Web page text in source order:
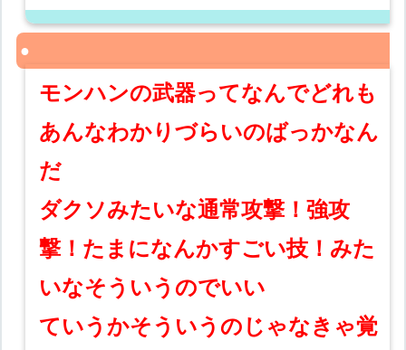
モンハンの武器ってなんでどれも
あんなわかりづらいのばっかなん
だ
ダクソみたいな通常攻撃！強攻
撃！たまになんかすごい技！みた
いなそういうのでいい
ていうかそういうのじゃなきゃ覚